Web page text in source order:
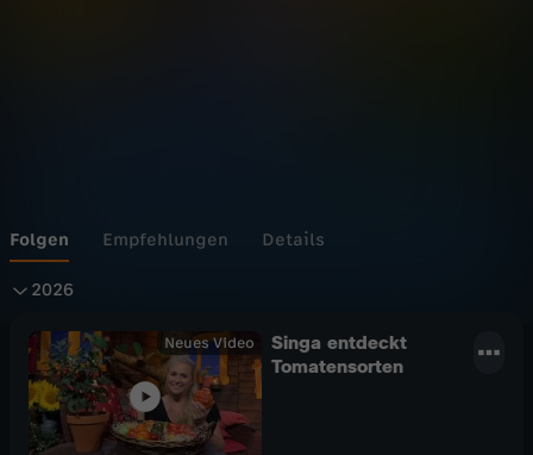
Folgen Empfehlungen Details
2026
2
Neues Video
Singa entdeckt
Tomatensorten